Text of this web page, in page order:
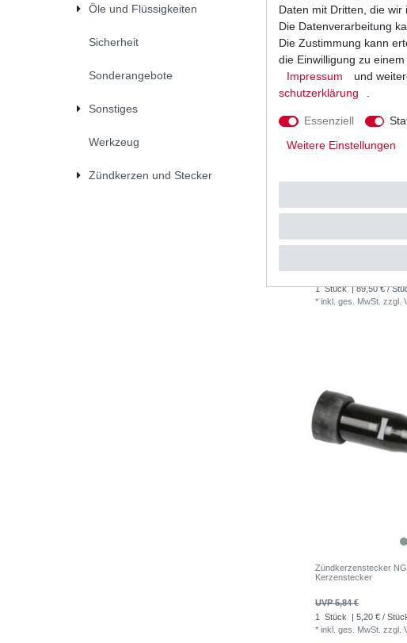
Öle und Flüssigkeiten
Sicherheit
Sonderangebote
Sonstiges
Werkzeug
Zündkerzen und Stecker
Regler Lichtmaschine
UVP 125,39 €
1 Stück | 89,50 € /
*inkl. ges. MwSt. zzgl.
Zündkerzenstecker
Kerzenstecker
UVP 5,84 €
1 Stück
| 5,20 € /
*inkl. ges. MwSt. zzgl.
Daten mit Dritten, die wir
Die Datenverarbeitung
Die Zustimmung kann
die Einwilligung zu
Impressum
und
schutz­erklärung
Essenziell
Weitere Einstellungen